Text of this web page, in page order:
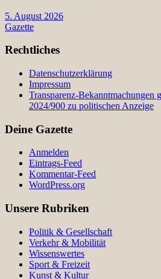
5. August 2026
Gazette
Rechtliches
Datenschutzerklärung
Impressum
Transparenz-Bekanntmachungen
2024/900 zu politischen Anzeige
Deine Gazette
Anmelden
Eintrags-Feed
Kommentar-Feed
WordPress.org
Unsere Rubriken
Politik & Gesellschaft
Verkehr & Mobilität
Wissenswertes
Sport & Freizeit
Kunst & Kultur